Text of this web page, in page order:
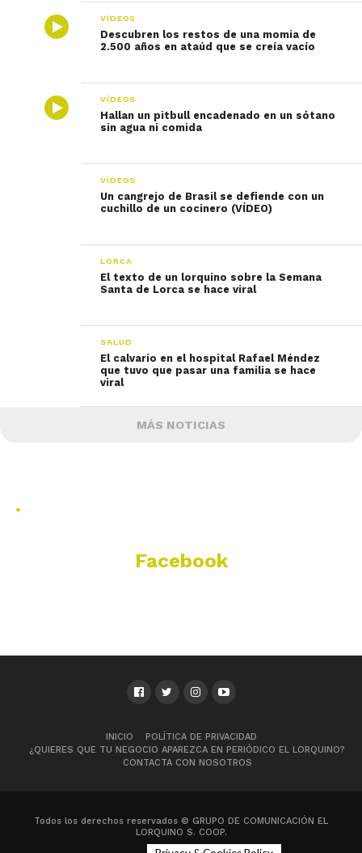
VÍDEOS
Descubren los restos de una momia de
2.500 años en ataúd que se creía vacío
VÍDEOS
Hallan un pitbull encadenado en un sótano
sin agua ni comida
VÍDEOS
Un cangrejo de Brasil se defiende con un
cuchillo de un cocinero (VÍDEO)
LORCA
El texto de un lorquino sobre la Semana
Santa de Lorca se hace viral
SALUD
El calvario en el hospital Rafael Méndez
que tuvo que pasar una familia se hace
viral
MÁS NOTICIAS
.
Facebook
INICIO
POLÍTICA DE PRIVACIDAD
¿QUIERES QUE TU NEGOCIO APAREZCA EN PERIÓDICO EL LORQUINO?
CONTACTA CON NOSOTROS
Todos los derechos reservados © GRUPO DE COMUNICACIÓN EL
LORQUINO S. COOP.